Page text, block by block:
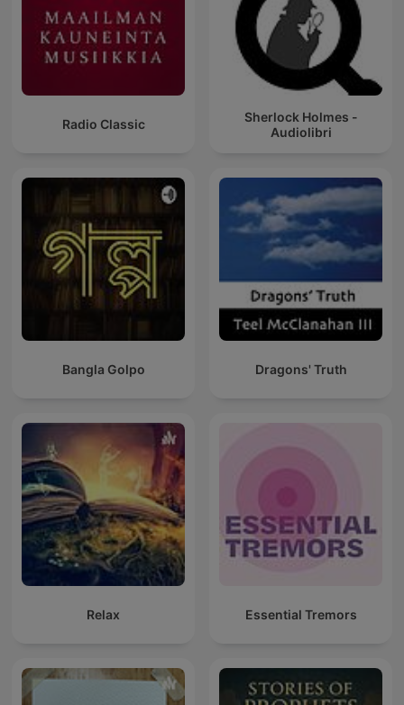
Radio Classic
Sherlock Holmes -
Audiolibri
Bangla Golpo Dragons' Truth
Relax Essential Tremors